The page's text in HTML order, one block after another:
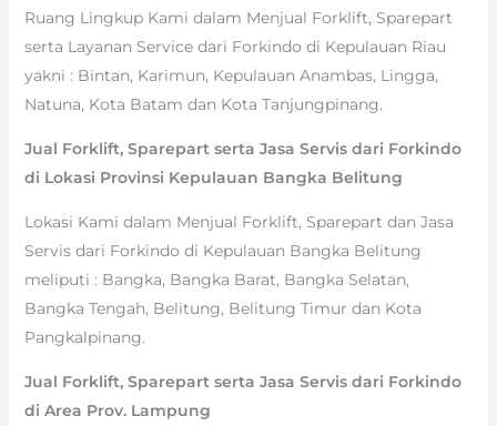
Ruang Lingkup Kami dalam Menjual Forklift, Sparepart
serta Layanan Service dari Forkindo di Kepulauan Riau
yakni : Bintan, Karimun, Kepulauan Anambas, Lingga,
Natuna, Kota Batam dan Kota Tanjungpinang.
Jual Forklift, Sparepart serta Jasa Servis dari Forkindo
di Lokasi Provinsi Kepulauan Bangka Belitung
Lokasi Kami dalam Menjual Forklift, Sparepart dan Jasa
Servis dari Forkindo di Kepulauan Bangka Belitung
meliputi : Bangka, Bangka Barat, Bangka Selatan,
Bangka Tengah, Belitung, Belitung Timur dan Kota
Pangkalpinang.
Jual Forklift, Sparepart serta Jasa Servis dari Forkindo
di Area Prov. Lampung